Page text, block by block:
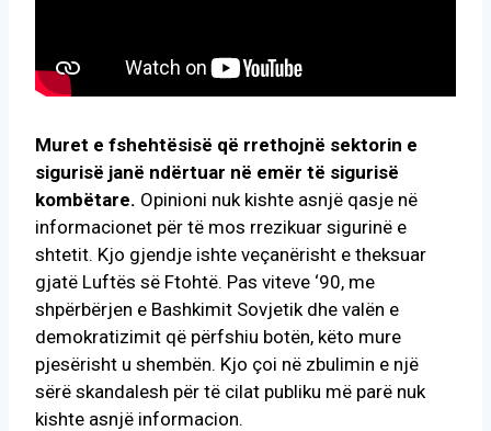
Muret e fshehtësisë që rrethojnë sektorin e
sigurisë janë ndërtuar në emër të sigurisë
kombëtare. Opinioni nuk kishte asnjë qasje në
informacionet për të mos rrezikuar sigurinë e
shtetit. Kjo gjendje ishte veçanërisht e theksuar
gjatë Luftës së Ftohtë. Pas viteve ‘90, me
shpërbërjen e Bashkimit Sovjetik dhe valën e
demokratizimit që përfshiu botën, këto mure
pjesërisht u shembën. Kjo çoi në zbulimin e një
sërë skandalesh për të cilat publiku më parë nuk
kishte asnjë informacion.